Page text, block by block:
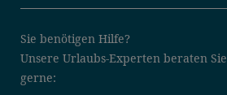
Sie benötigen Hilfe?
Unsere Urlaubs-Experten beraten Sie
gerne: